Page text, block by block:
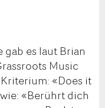
es laut Brian
Music
«Does it
«Berührt dich